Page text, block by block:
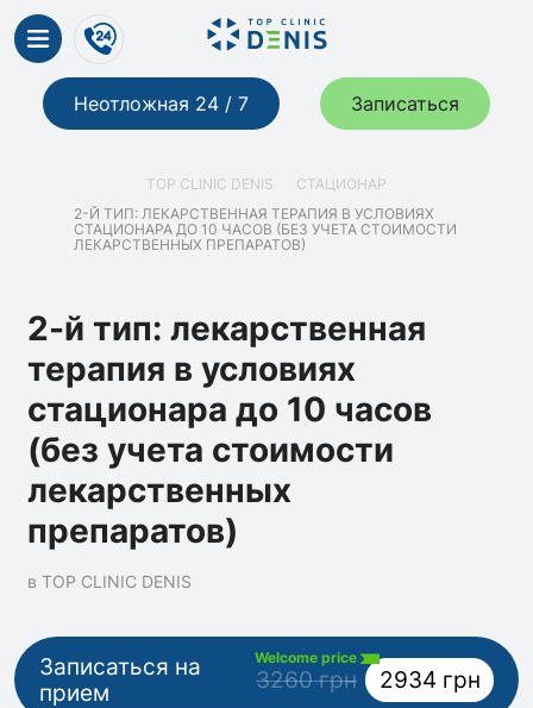
Неотложная 24 / 7 Записаться
TOP CLINIC DENIS
СТАЦИОНАР
2-Й ТИП: ЛЕКАРСТВЕННАЯ ТЕРАПИЯ В УСЛОВИЯХ
СТАЦИОНАРА ДО 10 ЧАСОВ (БЕЗ УЧЕТА СТОИМОСТИ
ЛЕКАРСТВЕННЫХ ПРЕПАРАТОВ)
2-й тип: лекарственная
терапия в условиях
стационара до 10 часов
(без учета стоимости
лекарственных
препаратов)
в TOP CLINIC DENIS
Записаться на
прием
Welcome price
3260 грн 2934 грн